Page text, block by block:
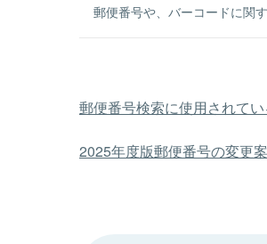
郵便番号や、バーコードに関
郵便番号検索に使用されて
2025年度版郵便番号の変更